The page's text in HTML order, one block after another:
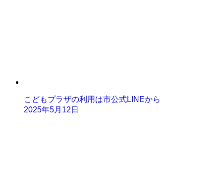
こどもプラザの利用は市公式LINEから
2025年5月12日